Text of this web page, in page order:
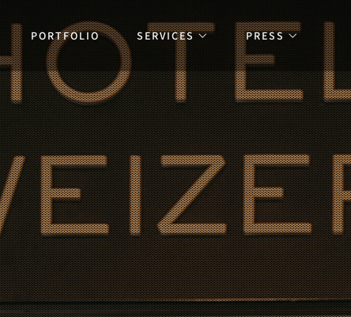
PORTFOLIO SERVICES PRESS